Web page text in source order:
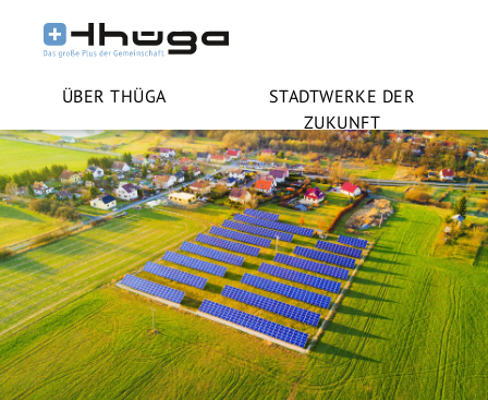
ÜBER THÜGA
STADTWERKE DER
ZUKUNFT